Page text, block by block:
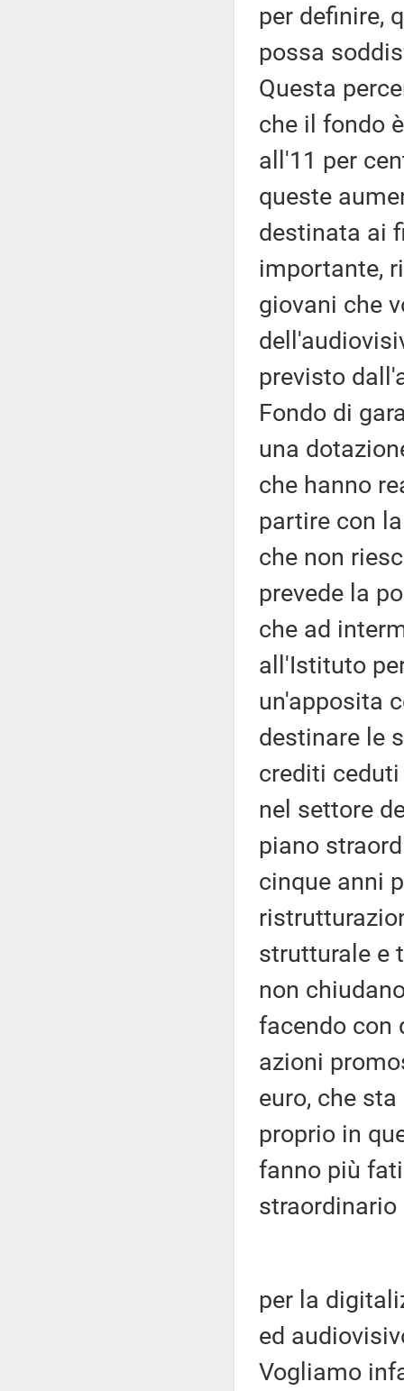
per definire,
possa
Questa
che il fondo
all'11 per
queste
destinata ai
importante,
giovani che
previsto
Fondo di
una
che hanno
partire con
che non
prevede la
che ad
all'Istituto
un'apposita
destinare le
crediti
nel settore
piano
cinque anni
strutturale e
non
facendo con
azioni
euro, che
proprio in
fanno più
straordinario
per la
ed
Vogliamo